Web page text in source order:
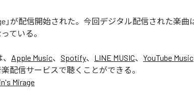
」が配信開始された。今回デジタル配信された楽曲
ている。
、 Apple Music、 Spotify、 LINE MUSIC、 YouTube Music
配信サービスで聴くことができる。
Mirage